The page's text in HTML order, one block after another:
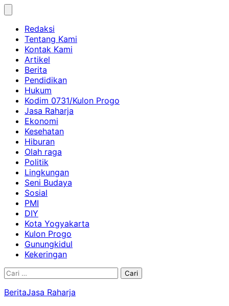
Skip
contentRedaksi
Tentang Kami
Kontak Kami
Artikel
Berita
Pendidikan
Hukum
Kodim 0731/Kulon Progo
Jasa Raharja
Ekonomi
Kesehatan
Hiburan
Olah raga
Politik
Lingkungan
Seni Budaya
Sosial
PMI
DIY
Kota Yogyakarta
Kulon Progo
Gunungkidul
Kekeringan
Cari
BeritaJasa Raharja